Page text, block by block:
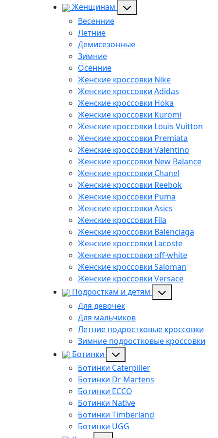
Женщинам
Весенние
Летние
Демисезонные
Зимние
Осенние
Женские кроссовки Nike
Женские кроссовки Adidas
Женские кроссовки Hoka
Женские кроссовки Kuromi
Женские кроссовки Louis Vuitton
Женские кроссовки Premiata
Женские кроссовки Valentino
Женские кроссовки New Balance
Женские кроссовки Chanel
Женские кроссовки Reebok
Женские кроссовки Puma
Женские кроссовки Asics
Женские кроссовки Fila
Женские кроссовки Balenciaga
Женские кроссовки Lacoste
Женские кроссовки off-white
Женские кроссовки Saloman
Женские кроссовки Versace
Подросткам и детям
Для девочек
Для мальчиков
Летние подростковые кроссовки
Зимние подростковые кроссовки
Ботинки
Ботинки Caterpiller
Ботинки Dr Martens
Ботинки ECCO
Ботинки Native
Ботинки Timberland
Ботинки UGG